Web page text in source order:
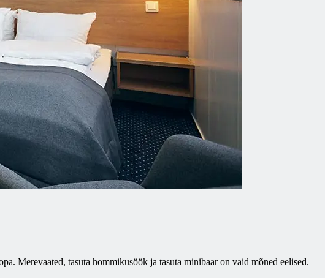
Merevaated, tasuta hommikusöök ja tasuta minibaar on vaid mõned eelised.